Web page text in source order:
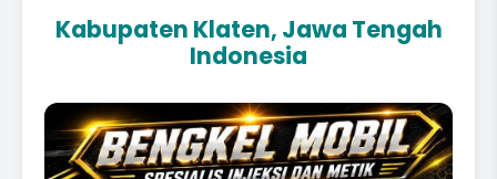
Kabupaten Klaten, Jawa Tengah
Indonesia